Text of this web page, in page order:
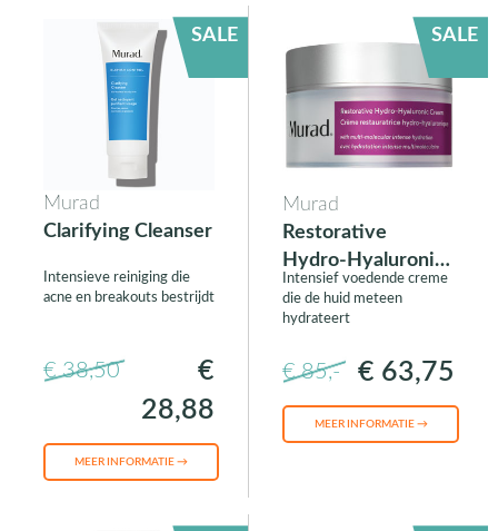
SALE
Murad
Clarifying Cleanser
Intensieve reiniging die
acne en breakouts bestrijdt
€ 38,50
€
28,88
MEER INFORMATIE →
SALE
Murad
Restorative
Hydro-Hyaluronic
Cream
Intensief voedende creme
die de huid meteen
hydrateert
€ 85,- € 63,75
MEER INFORMATIE →